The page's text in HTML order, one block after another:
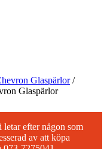
Glaspärlor /
Glaspärlor
efter någon som
av att köpa